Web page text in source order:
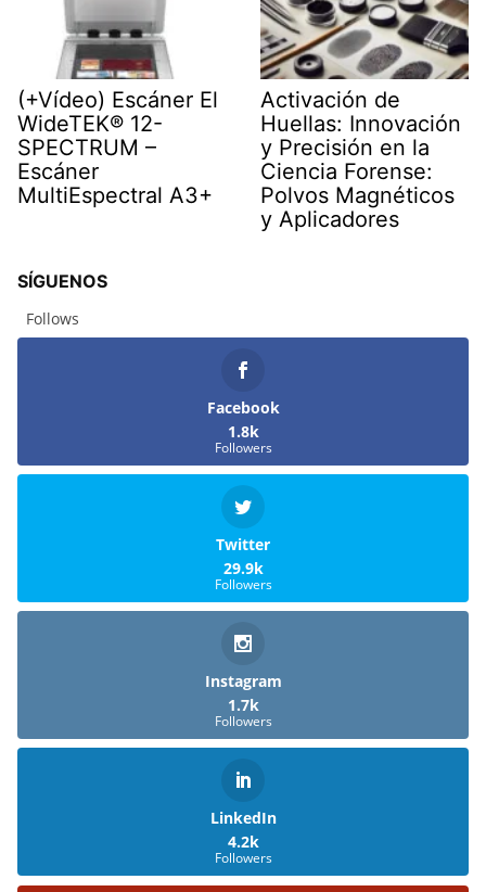
(+Vídeo) Escáner El
WideTEK® 12-
SPECTRUM –
Escáner
MultiEspectral A3+
Activación de
Huellas: Innovación
y Precisión en la
Ciencia Forense:
Polvos Magnéticos
y Aplicadores
SÍGUENOS
Follows
Facebook
1.8k
Followers
Twitter
29.9k
Followers
Instagram
1.7k
Followers
LinkedIn
4.2k
Followers